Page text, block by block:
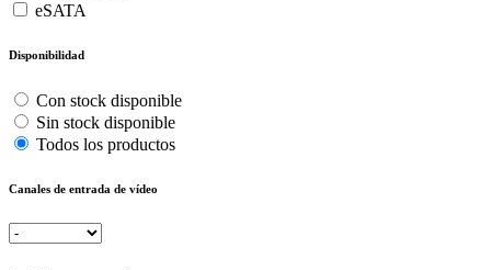
eSATA
Disponibilidad
Con stock disponible
Sin stock disponible
Todos los productos
Canales de entrada de vídeo